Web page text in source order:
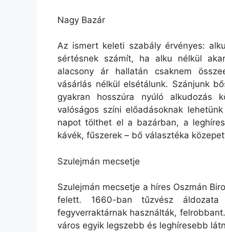
Nagy Bazár
Az ismert keleti szabály érvényes:
sértésnek számít, ha alku nélkül
alacsony ár hallatán csaknem
vásárlás nélkül elsétálunk. Szánjunk
gyakran hosszúra nyúló alkudozás
valóságos színi előadásoknak
napot tölthet el a bazárban, a
kávék, fűszerek – bő választéka
Szulejmán mecsetje
Szulejmán mecsetje a híres Oszmán
felett. 1660-ban tűzvész
fegyverraktárnak használták,
város egyik legszebb és leghíresebb